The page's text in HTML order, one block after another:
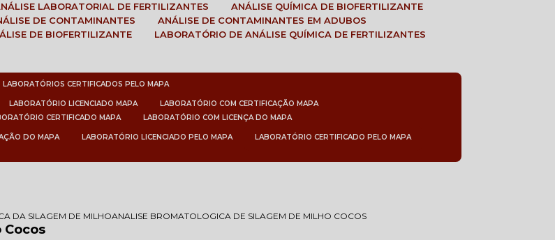
ANÁLISE LABORATORIAL DE FERTILIZANTES
ANÁLISE QUÍMICA DE BIOFERTILIZANTE
DE CONTAMINANTES
ANÁLISE DE CONTAMINANTES EM ADUBOS
DE BIOFERTILIZANTE LABORATÓRIO DE ANÁLISE QUÍMICA DE FERTILIZANTES
LABORATÓRIOS CERTIFICADOS PELO MAPA
LABORATÓRIO LICENCIADO MAPA
LABORATÓRIO COM CERTIFICAÇÃO MAPA
CERTIFICADO MAPA LABORATÓRIO COM LICENÇA DO MAPA
DO MAPA LABORATÓRIO LICENCIADO PELO MAPA LABORATÓRIO CERTIFICADO PELO MAPA
DA SILAGEM DE MILHOANALISE BROMATOLOGICA DE SILAGEM DE MILHO COCOS